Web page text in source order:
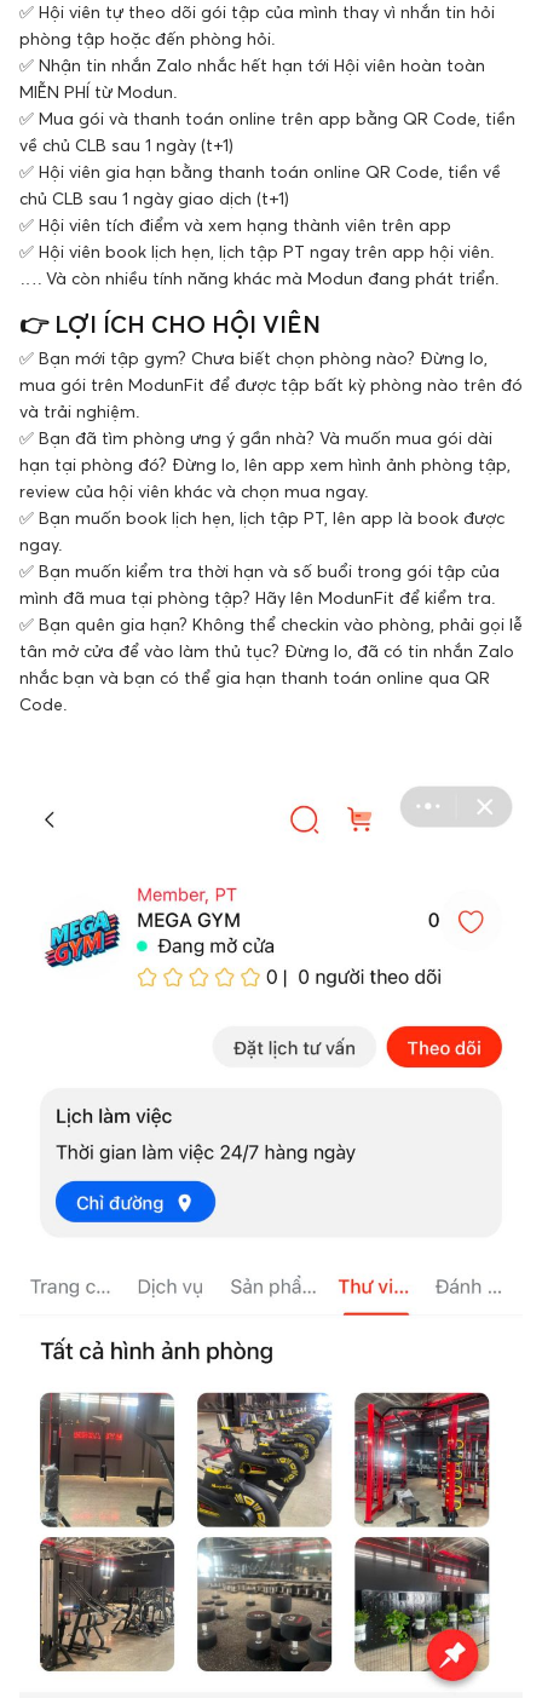
✅ Hội viên tự theo dõi gói tập của mình thay vì nhắn tin hỏi
phòng tập hoặc đến phòng hỏi.
✅ Nhận tin nhắn Zalo nhắc hết hạn tới Hội viên hoàn toàn
MIỄN PHÍ từ Modun.
✅ Mua gói và thanh toán online trên app bằng QR Code, tiền
về chủ CLB sau 1 ngày (t+1)
✅ Hội viên gia hạn bằng thanh toán online QR Code, tiền về
chủ CLB sau 1 ngày giao dịch (t+1)
✅ Hội viên tích điểm và xem hạng thành viên trên app
✅ Hội viên book lịch hẹn, lịch tập PT ngay trên app hội viên.
…. Và còn nhiều tính năng khác mà Modun đang phát triển.
👉 LỢI ÍCH CHO HỘI VIÊN
✅ Bạn mới tập gym? Chưa biết chọn phòng nào? Đừng lo,
mua gói trên ModunFit để được tập bất kỳ phòng nào trên đó
và trải nghiệm.
✅ Bạn đã tìm phòng ưng ý gần nhà? Và muốn mua gói dài
hạn tại phòng đó? Đừng lo, lên app xem hình ảnh phòng tập,
review của hội viên khác và chọn mua ngay.
✅ Bạn muốn book lịch hẹn, lịch tập PT, lên app là book được
ngay.
✅ Bạn muốn kiểm tra thời hạn và số buổi trong gói tập của
mình đã mua tại phòng tập? Hãy lên ModunFit để kiểm tra.
✅ Bạn quên gia hạn? Không thể checkin vào phòng, phải gọi lễ
tân mở cửa để vào làm thủ tục? Đừng lo, đã có tin nhắn Zalo
nhắc bạn và bạn có thể gia hạn thanh toán online qua QR
Code.